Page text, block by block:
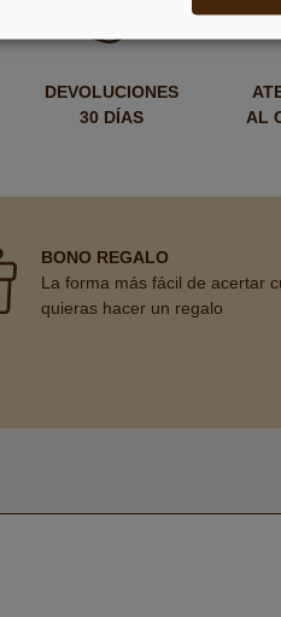
DEVOLUCIONES
30 DÍAS
AL
BONO REGALO
La forma más fácil de acertar
quieras hacer un regalo